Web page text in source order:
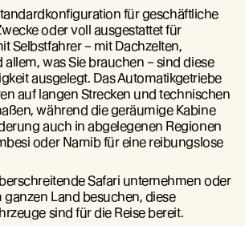
für geschäftliche
oder voll ausgestattet für
Selbstfahrer – mit Dachzelten,
was Sie brauchen – sind diese
ausgelegt. Das Automatikgetriebe
auf langen Strecken und technischen
während die geräumige Kabine
auch in abgelegenen Regionen
oder Namib für eine reibungslose
Safari unternehmen oder
ganzen Land besuchen, diese
sind für die Reise bereit.